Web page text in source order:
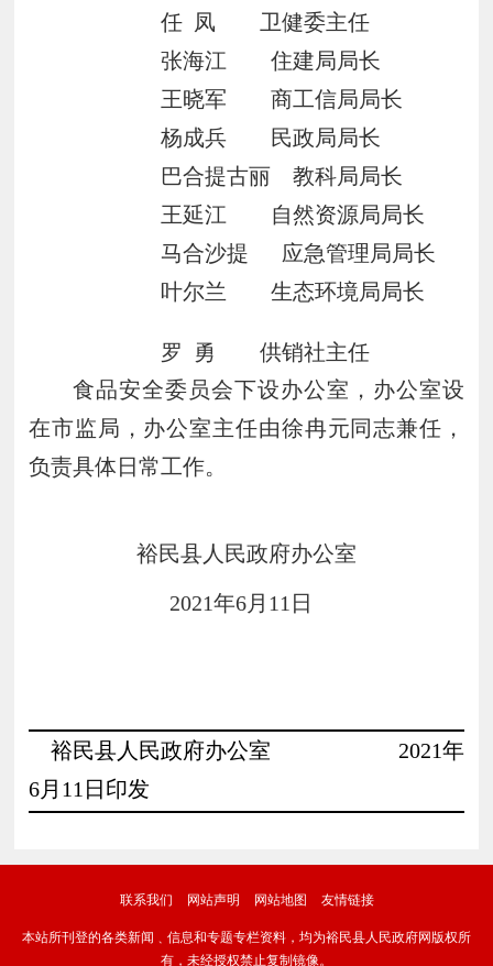
任 凤
卫健委主任
张海江
住建局局长
王晓军
商工信局局长
杨成兵
民政局局长
巴合提古丽
教科局局长
王延江
自然资源局局长
马合沙提
应急管理局局长
叶尔兰
生态环境局局长
罗 勇
供销社主任
食品安全委员会下设办公室，办公室设
在市监局， 办公室主任由徐冉元同志兼任，
负责具体日常工作。
裕民县人民政府办公室
2021年6月 11 日
裕民县人民政府办公室 2021年
6月 11 日印发
联系我们 网站声明 网站地图 友情链接
本站所刊登的各类新闻﹑信息和专题专栏资料，均为裕民县人民政府网版权所
有，未经授权禁止复制镜像。